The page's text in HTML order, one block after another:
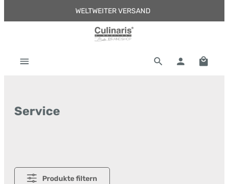
Zum Hauptinhalt springenWELTWEITER VERSAND
Service
Produkte filtern